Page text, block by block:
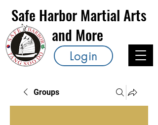
Safe Harbor Martial Arts
and More
Login
Groups